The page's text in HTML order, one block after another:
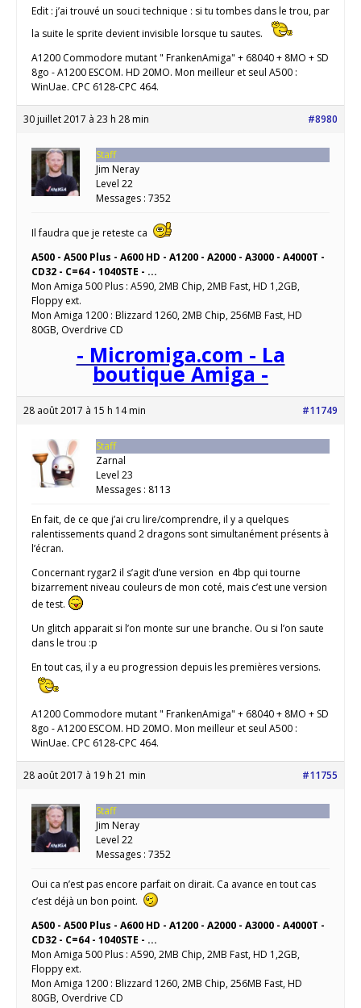
Edit : j’ai trouvé un souci technique : si tu tombes dans le trou, par
la suite le sprite devient invisible lorsque tu sautes.
A1200 Commodore mutant " FrankenAmiga" + 68040 + 8MO + SD
8go - A1200 ESCOM. HD 20MO. Mon meilleur et seul A500 :
WinUae. CPC 6128-CPC 464.
30 juillet 2017 à 23 h 28 min #8980
Staff
Jim Neray
Level 22
Messages : 7352
Il faudra que je reteste ca
A500 - A500 Plus - A600 HD - A1200 - A2000 - A3000 - A4000T -
CD32 - C=64 - 1040STE - ...
Mon Amiga 500 Plus : A590, 2MB Chip, 2MB Fast, HD 1,2GB,
Floppy ext.
Mon Amiga 1200 : Blizzard 1260, 2MB Chip, 256MB Fast, HD
80GB, Overdrive CD
- Micromiga.com - La
boutique Amiga -
28 août 2017 à 15 h 14 min #11749
Staff
Zarnal
Level 23
Messages : 8113
En fait, de ce que j’ai cru lire/comprendre, il y a quelques
ralentissements quand 2 dragons sont simultanément présents à
l’écran.
Concernant rygar2 il s’agit d’une version en 4bp qui tourne
bizarrement niveau couleurs de mon coté, mais c’est une version
de test.
Un glitch apparait si l’on monte sur une branche. Ou si l’on saute
dans le trou :p
En tout cas, il y a eu progression depuis les premières versions.
A1200 Commodore mutant " FrankenAmiga" + 68040 + 8MO + SD
8go - A1200 ESCOM. HD 20MO. Mon meilleur et seul A500 :
WinUae. CPC 6128-CPC 464.
28 août 2017 à 19 h 21 min #11755
Staff
Jim Neray
Level 22
Messages : 7352
Oui ca n’est pas encore parfait on dirait. Ca avance en tout cas
c’est déjà un bon point.
A500 - A500 Plus - A600 HD - A1200 - A2000 - A3000 - A4000T -
CD32 - C=64 - 1040STE - ...
Mon Amiga 500 Plus : A590, 2MB Chip, 2MB Fast, HD 1,2GB,
Floppy ext.
Mon Amiga 1200 : Blizzard 1260, 2MB Chip, 256MB Fast, HD
80GB, Overdrive CD